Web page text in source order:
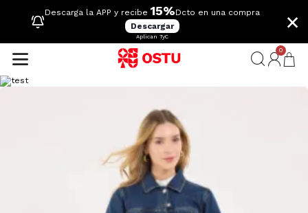
Descarga la APP y recibe 15%Dcto en una compra
Descargar
Aplican TyC
×
0